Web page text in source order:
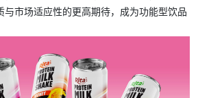
与市场适应性的更高期待，成为功能型饮品